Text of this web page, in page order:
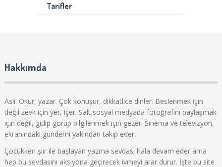
Tarifler
Hakkımda
Aslı. Okur, yazar. Çok konuşur, dikkatlice dinler. Beslenmek için
değil zevk için yer, içer. Salt sosyal medyada fotoğrafını paylaşmak
için değil, gidip görüp bilgilenmek için gezer. Sinema ve televizyon,
ekranındaki gündemi yakından takip eder.
Çocukken şiir ile başlayan yazma sevdası hala devam eder ama
hep bu sevdasını aksiyona geçirecek ivmeyi arar durur. İşte bu site